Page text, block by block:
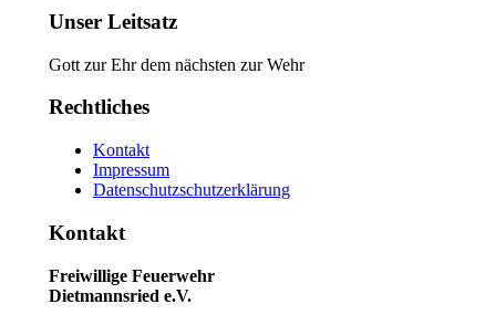
Unser Leitsatz
Gott zur Ehr dem nächsten zur Wehr
Rechtliches
Kontakt
Impressum
Datenschutzschutzerklärung
Kontakt
Freiwillige Feuerwehr
Dietmannsried e.V.